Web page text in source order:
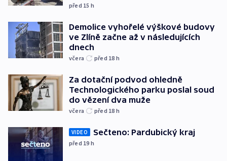
před 15 h
Demolice vyhořelé výškové budovy
ve Zlíně začne až v následujících
dnech
včera před 18 h
Za dotační podvod ohledně
Technologického parku poslal soud
do vězení dva muže
včera před 18 h
VIDEO Sečteno: Pardubický kraj
před 19 h